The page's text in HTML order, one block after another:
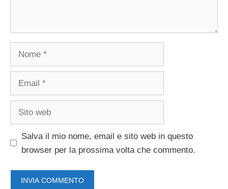
Nome
Email
Sito
Salva il mio nome, email e sito web in questo
browser per la prossima volta che commento.